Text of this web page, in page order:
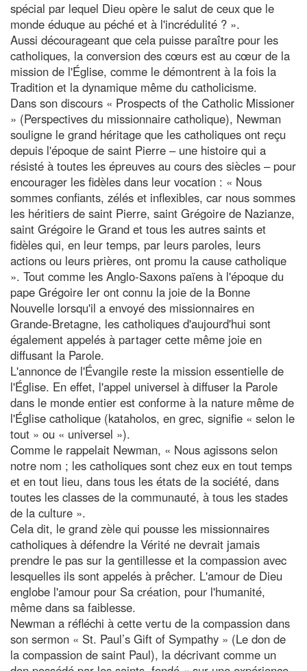
spécial par lequel Dieu opère le salut de ceux que le
monde éduque au péché et à l'incrédulité ? ».
Aussi décourageant que cela puisse paraître pour les
catholiques, la conversion des cœurs est au cœur de la
mission de l'Église, comme le démontrent à la fois la
Tradition et la dynamique même du catholicisme.
Dans son discours « Prospects of the Catholic Missioner
» (Perspectives du missionnaire catholique), Newman
souligne le grand héritage que les catholiques ont reçu
depuis l'époque de saint Pierre – une histoire qui a
résisté à toutes les épreuves au cours des siècles – pour
encourager les fidèles dans leur vocation : « Nous
sommes confiants, zélés et inflexibles, car nous sommes
les héritiers de saint Pierre, saint Grégoire de Nazianze,
saint Grégoire le Grand et tous les autres saints et
fidèles qui, en leur temps, par leurs paroles, leurs
actions ou leurs prières, ont promu la cause catholique
». Tout comme les Anglo-Saxons païens à l'époque du
pape Grégoire Ier ont connu la joie de la Bonne
Nouvelle lorsqu'il a envoyé des missionnaires en
Grande-Bretagne, les catholiques d'aujourd'hui sont
également appelés à partager cette même joie en
diffusant la Parole.
L'annonce de l'Évangile reste la mission essentielle de
l'Église. En effet, l'appel universel à diffuser la Parole
dans le monde entier est conforme à la nature même de
l'Église catholique (kataholos, en grec, signifie « selon le
tout » ou « universel »).
Comme le rappelait Newman, « Nous agissons selon
notre nom ; les catholiques sont chez eux en tout temps
et en tout lieu, dans tous les états de la société, dans
toutes les classes de la communauté, à tous les stades
de la culture ».
Cela dit, le grand zèle qui pousse les missionnaires
catholiques à défendre la Vérité ne devrait jamais
prendre le pas sur la gentillesse et la compassion avec
lesquelles ils sont appelés à prêcher. L'amour de Dieu
englobe l'amour pour Sa création, pour l'humanité,
même dans sa faiblesse.
Newman a réfléchi à cette vertu de la compassion dans
son sermon « St. Paul’s Gift of Sympathy » (Le don de
la compassion de saint Paul), la décrivant comme un